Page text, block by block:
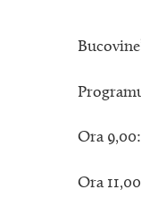
Ora
Ora